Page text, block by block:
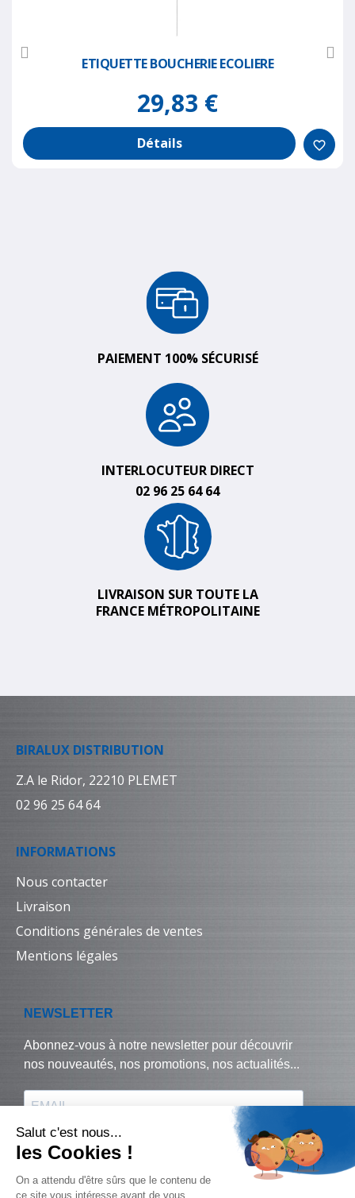
ETIQUETTE BOUCHERIE ECOLIERE
29,83 €
Détails favorite_border
PAIEMENT 100% SÉCURISÉ
INTERLOCUTEUR DIRECT
02 96 25 64 64
LIVRAISON SUR TOUTE LA
FRANCE MÉTROPOLITAINE
BIRALUX DISTRIBUTION
Z.A le Ridor, 22210 PLEMET
02 96 25 64 64
INFORMATIONS
Nous contacter
Livraison
Conditions générales de ventes
Mentions légales